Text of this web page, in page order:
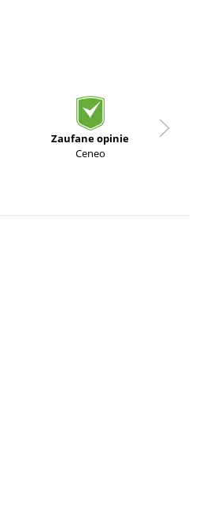
Zaufane opinie
Ceneo